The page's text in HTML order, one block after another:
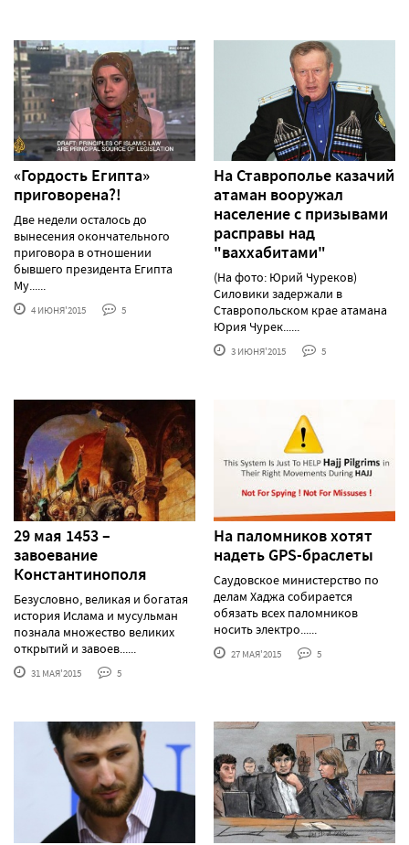
«Гордость Египта»
приговорена?!
Две недели осталось до
вынесения окончательного
приговора в отношении
бывшего президента Египта
Му......
4 ИЮНЯ'2015 5
На Ставрополье казачий
атаман вооружал
население с призывами
расправы над
"ваххабитами"
(На фото: Юрий Чуреков)
Силовики задержали в
Ставропольском крае атамана
Юрия Чурек......
3 ИЮНЯ'2015 5
29 мая 1453 –
завоевание
Константинополя
Безусловно, великая и богатая
история Ислама и мусульман
познала множество великих
открытий и завоев......
31 МАЯ'2015 5
На паломников хотят
надеть GPS-браслеты
Саудовское министерство по
делам Хаджа собирается
обязать всех паломников
носить электро......
27 МАЯ'2015 5